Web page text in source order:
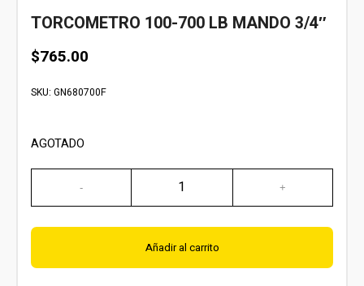
TORCOMETRO 100-700 LB MANDO 3/4″
$765.00
SKU: GN680700F
AGOTADO
Añadir al carrito